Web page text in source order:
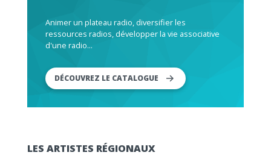
Animer un plateau radio, diversifier les
ressources radios, développer la vie associative
d'une radio...
DÉCOUVREZ LE CATALOGUE
LES ARTISTES RÉGIONAUX